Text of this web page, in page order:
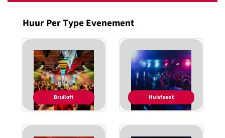
Huur Per Type Evenement
Bruiloft Huisfeest